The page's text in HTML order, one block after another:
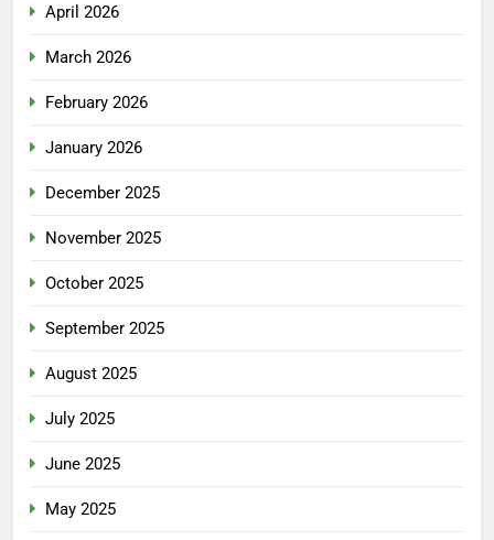
April 2026
March 2026
February 2026
January 2026
December 2025
November 2025
October 2025
September 2025
August 2025
July 2025
June 2025
May 2025